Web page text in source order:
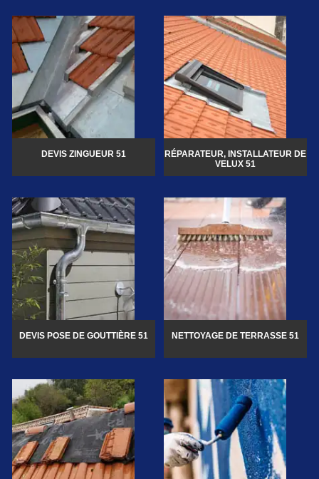
DEVIS ZINGUEUR 51
RÉPARATEUR, INSTALLATEUR DE
VELUX 51
DEVIS POSE DE GOUTTIÈRE 51 NETTOYAGE DE TERRASSE 51